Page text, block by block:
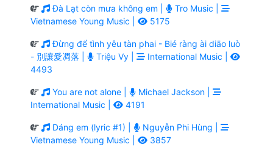
Đà Lạt còn mưa không em |
Tro Music |
Vietnamese Young Music |
5175
Đừng để tình yêu tàn phai - Bié ràng ài diāo luò
- 別讓愛凋落 |
Triệu Vy |
International Music |
4493
You are not alone |
Michael Jackson |
International Music |
4191
Dáng em (lyric #1) |
Nguyễn Phi Hùng |
Vietnamese Young Music |
3857